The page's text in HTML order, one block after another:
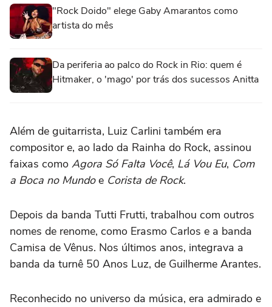
"Rock Doido" elege Gaby Amarantos como
artista do mês
Da periferia ao palco do Rock in Rio: quem é
Hitmaker, o 'mago' por trás dos sucessos Anitta
Além de guitarrista, Luiz Carlini também era
compositor e, ao lado da Rainha do Rock, assinou
faixas como Agora Só Falta Você, Lá Vou Eu, Com
a Boca no Mundoe Corista de Rock.
Depois da banda Tutti Frutti, trabalhou com outros
nomes de renome, como Erasmo Carlos e a banda
Camisa de Vênus. Nos últimos anos, integrava a
banda da turnê 50 Anos Luz, de Guilherme Arantes.
Reconhecido no universo da música, era admirado e